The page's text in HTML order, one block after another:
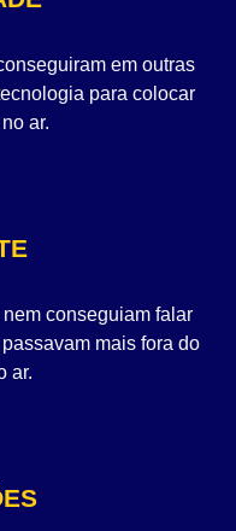
em outras
para colocar
ar.
conseguiam falar
mais fora do
ar.